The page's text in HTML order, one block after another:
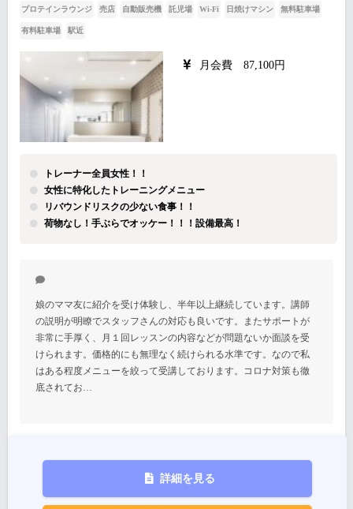
プロテインラウンジ 売店 自動販売機 託児場 Wi-Fi 日焼けマシン 無料駐車場
有料駐車場 駅近
月会費 87,100円
トレーナー全員女性！！
女性に特化したトレーニングメニュー
リバウンドリスクの少ない食事！！
荷物なし！手ぶらでオッケー！！！設備最高！
娘のママ友に紹介を受け体験し、半年以上継続しています。講師
の説明が明瞭でスタッフさんの対応も良いです。またサポートが
非常に手厚く、月１回レッスンの内容などが問題ないか面談を受
けられます。価格的にも無理なく続けられる水準です。なので私
はある程度メニューを絞って受講しております。コロナ対策も徹
底されてお…
詳細を見る